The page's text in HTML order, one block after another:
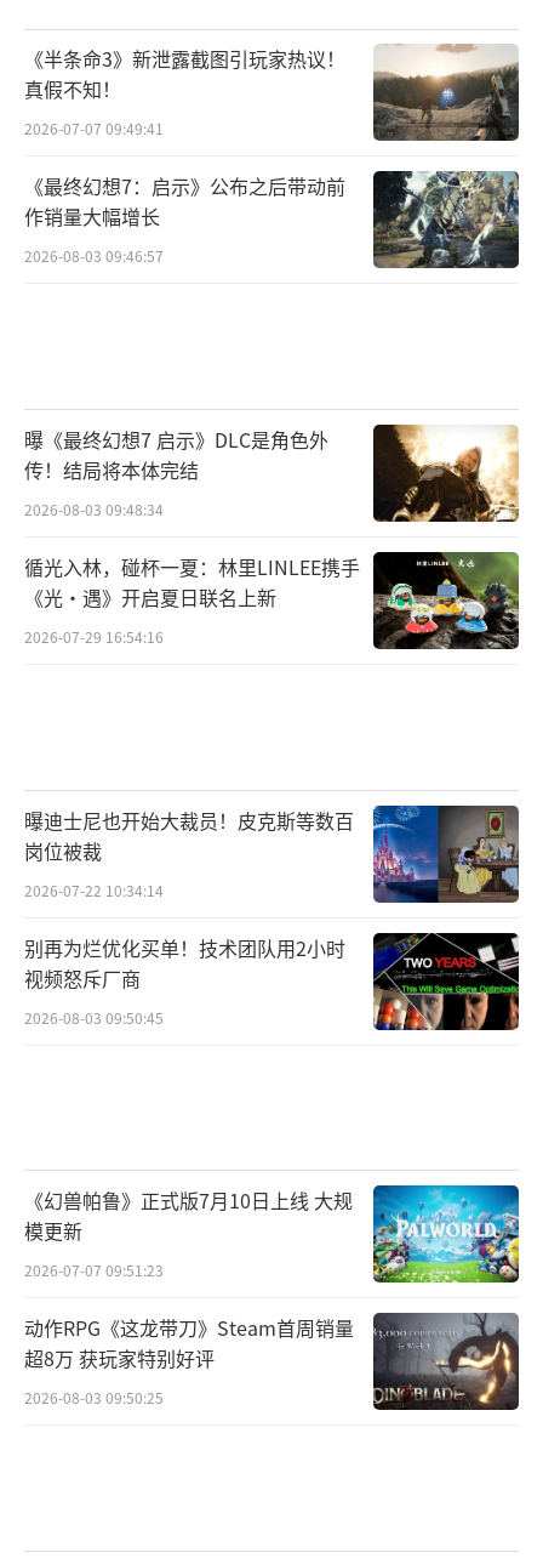
《半条命3》新泄露截图引玩家热议！
真假不知！
2026-07-07 09:49:41
《最终幻想7：启示》公布之后带动前
作销量大幅增长
2026-08-03 09:46:57
曝《最终幻想7 启示》DLC是角色外
传！结局将本体完结
2026-08-03 09:48:34
循光入林，碰杯一夏：林里LINLEE携手
《光·遇》开启夏日联名上新
2026-07-29 16:54:16
曝迪士尼也开始大裁员！皮克斯等数百
岗位被裁
2026-07-22 10:34:14
别再为烂优化买单！技术团队用2小时
视频怒斥厂商
2026-08-03 09:50:45
《幻兽帕鲁》正式版7月10日上线 大规
模更新
2026-07-07 09:51:23
动作RPG《这龙带刀》Steam首周销量
超8万 获玩家特别好评
2026-08-03 09:50:25